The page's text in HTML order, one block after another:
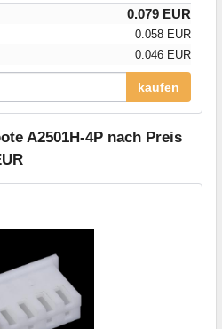
0.079 EUR
0.058 EUR
0.046 EUR
kaufen
A2501H-4P nach Preis